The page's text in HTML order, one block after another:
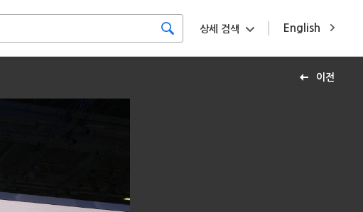
English
상세 검색
이전